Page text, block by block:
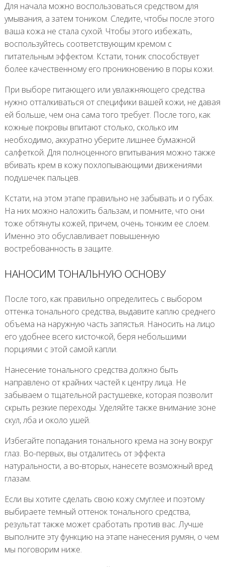
Для начала можно воспользоваться средством для
умывания, а затем тоником. Следите, чтобы после этого
ваша кожа не стала сухой. Чтобы этого избежать,
воспользуйтесь соответствующим кремом с
питательным эффектом. Кстати, тоник способствует
более качественному его проникновению в поры кожи.
При выборе питающего или увлажняющего средства
нужно отталкиваться от специфики вашей кожи, не давая
ей больше, чем она сама того требует. После того, как
кожные покровы впитают столько, сколько им
необходимо, аккуратно уберите лишнее бумажной
салфеткой. Для полноценного впитывания можно также
вбивать крем в кожу похлопывающими движениями
подушечек пальцев.
Кстати, на этом этапе правильно не забывать и о губах.
На них можно наложить бальзам, и помните, что они
тоже обтянуты кожей, причем, очень тонким ее слоем.
Именно это обуславливает повышенную
востребованность в защите.
НАНОСИМ ТОНАЛЬНУЮ ОСНОВУ
После того, как правильно определитесь с выбором
оттенка тонального средства, выдавите каплю среднего
объема на наружную часть запястья. Наносить на лицо
его удобнее всего кисточкой, беря небольшими
порциями с этой самой капли.
Нанесение тонального средства должно быть
направлено от крайних частей к центру лица. Не
забываем о тщательной растушевке, которая позволит
скрыть резкие переходы. Уделяйте также внимание зоне
скул, лба и около ушей.
Избегайте попадания тонального крема на зону вокруг
глаз. Во-первых, вы отдалитесь от эффекта
натуральности, а во-вторых, нанесете возможный вред
глазам.
Если вы хотите сделать свою кожу смуглее и поэтому
выбираете темный оттенок тонального средства,
результат также может сработать против вас. Лучше
выполните эту функцию на этапе нанесения румян, о чем
мы поговорим ниже.